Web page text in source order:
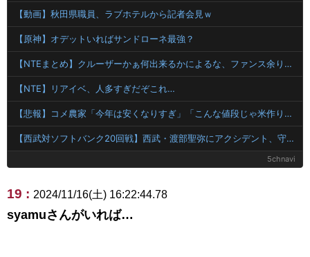
【動画】秋田県職員、ラブホテルから記者会見ｗ
【原神】オデットいればサンドローネ最強？
【NTEまとめ】クルーザーかぁ何出来るかによるな、ファンス余り気味だし
【NTE】リアイベ、人多すぎだぞこれ…
【悲報】コメ農家「今年は安くなりすぎ」「こんな値段じゃ米作りをやめる人も多くなるんじゃないかな?」
【西武対ソフトバンク20回戦】西武・渡部聖弥にアクシデント、守備でバウンドした打球が顔面に直撃して負傷交代
5chnavi
19 : 2024/11/16(土) 16:22:44.78
syamuさんがいれば…